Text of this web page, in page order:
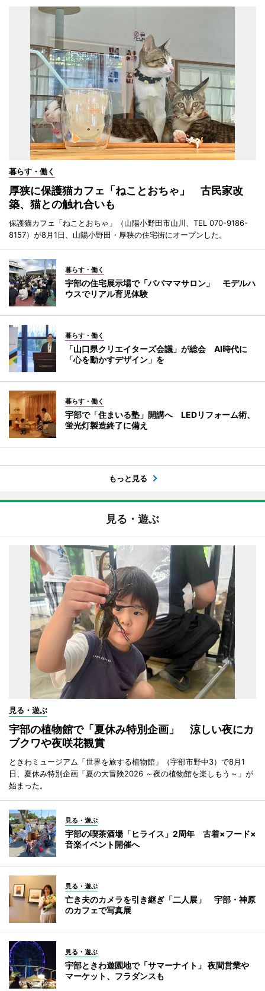
暮らす・働く
厚狭に保護猫カフェ「ねことおちゃ」 古民家改
築、猫との触れ合いも
保護猫カフェ「ねことおちゃ」（山陽小野田市山川、TEL 070-9186-
8157）が8月1日、山陽小野田・厚狭の住宅街にオープンした。
暮らす・働く
宇部の住宅展示場で「パパママサロン」 モデルハ
ウスでリアル育児体験
暮らす・働く
「山口県クリエイターズ会議」が総会 AI時代に
「心を動かすデザイン」を
暮らす・働く
宇部で「住まいる塾」開講へ LEDリフォーム術、
蛍光灯製造終了に備え
もっと見る
見る・遊ぶ
見る・遊ぶ
宇部の植物館で「夏休み特別企画」 涼しい夜にカ
ブクワや夜咲花観賞
ときわミュージアム「世界を旅する植物館」（宇部市野中3）で8月1
日、夏休み特別企画「夏の大冒険2026 ～夜の植物館を楽しもう～」が
始まった。
見る・遊ぶ
宇部の喫茶酒場「ヒライス」2周年 古着×フード×
音楽イベント開催へ
見る・遊ぶ
亡き夫のカメラを引き継ぎ「二人展」 宇部・神原
のカフェで写真展
見る・遊ぶ
宇部ときわ遊園地で「サマーナイト」 夜間営業や
マーケット、フラダンスも